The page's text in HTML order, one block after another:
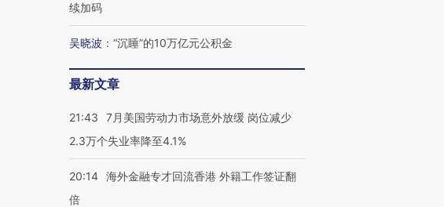
续加码
吴晓波 ： “沉睡”的10万亿元公积金
最新文章
21:43
7月美国劳动力市场意外放缓 岗位减少
2.3万个失业率降至4.1%
20:14 海外金融专才回流香港 外籍工作签证翻
倍